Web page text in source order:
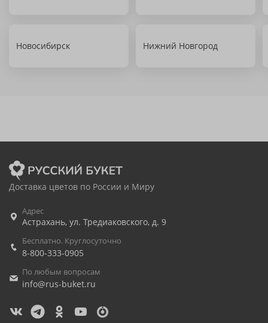
Новосибирск Нижний Новгород
Доставка цветов по России и Миру
Адрес
Астрахань, ул. Тредиаковского, д. 9
Бесплатно. Круглосуточно
8-800-333-0905
По любым вопросам
info@rus-buket.ru